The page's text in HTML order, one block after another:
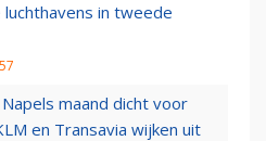
in tweede
maand dicht voor
en Transavia wijken uit